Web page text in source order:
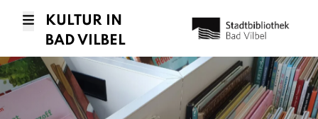
KULTUR IN
BAD VILBEL